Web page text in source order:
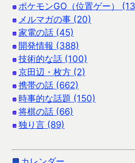
ポケモンGO（位置ゲー）
メルマガの事 (20)
家電の話 (45)
開発情報 (388)
技術的な話 (100)
京田辺・枚方 (2)
携帯の話 (662)
時事的な話題 (150)
将棋の話 (66)
独り言 (89)